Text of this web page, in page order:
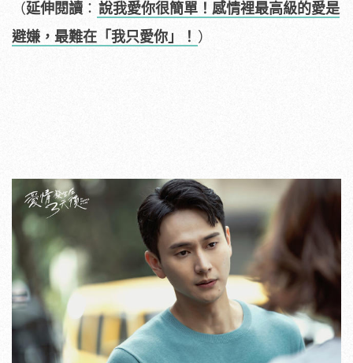
（延伸閱讀 ： 說我愛你很簡單！感情裡最高級的愛是
避嫌，最難在「我只愛你」！ ）